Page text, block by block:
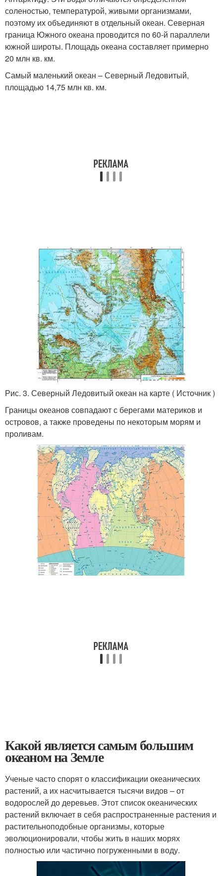
соленостью, температурой, живыми организмами,
поэтому их объединяют в отдельный океан. Северная
граница Южного океана проводится по 60-й параллели
южной широты. Площадь океана составляет примерно
20 млн кв. км.
Самый маленький океан – Северный Ледовитый,
площадью 14,75 млн кв. км.
Рис. 3. Северный Ледовитый океан на карте ( Источник )
Границы океанов совпадают с берегами материков и
островов, а также проведены по некоторым морям и
проливам.
Какой является самым большим
океаном на Земле
Ученые часто спорят о классификации океанических
растений, а их насчитывается тысячи видов – от
водорослей до деревьев. Этот список океанических
растений включает в себя распространенные растения и
растительноподобные организмы, которые
эволюционировали, чтобы жить в наших морях
полностью или частично погруженными в воду.